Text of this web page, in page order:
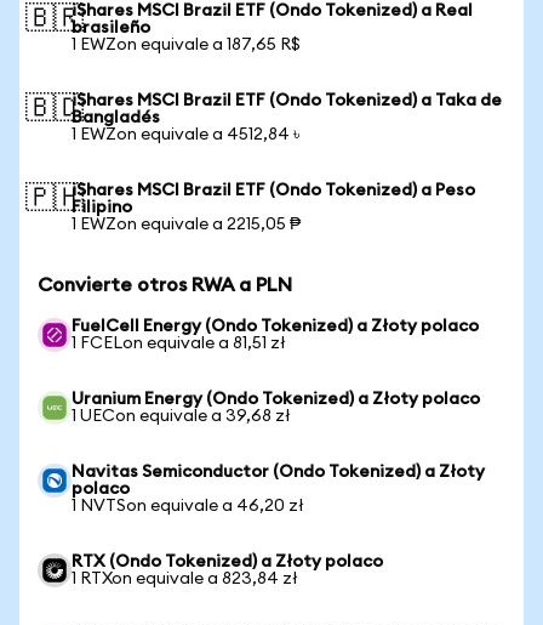
🇧🇷iShares MSCI Brazil ETF (Ondo Tokenized) a Real
brasileño
1 EWZon equivale a 187,65 R$
🇧🇩iShares MSCI Brazil ETF (Ondo Tokenized) a Taka de
Bangladés
1 EWZon equivale a 4512,84 ৳
🇵🇭iShares MSCI Brazil ETF (Ondo Tokenized) a Peso
Filipino
1 EWZon equivale a 2215,05 ₱
Convierte otros RWA a PLN
FuelCell Energy (Ondo Tokenized) a Złoty polaco
1 FCELon equivale a 81,51 zł
Uranium Energy (Ondo Tokenized) a Złoty polaco
1 UECon equivale a 39,68 zł
Navitas Semiconductor (Ondo Tokenized) a Złoty
polaco
1 NVTSon equivale a 46,20 zł
RTX (Ondo Tokenized) a Złoty polaco
1 RTXon equivale a 823,84 zł